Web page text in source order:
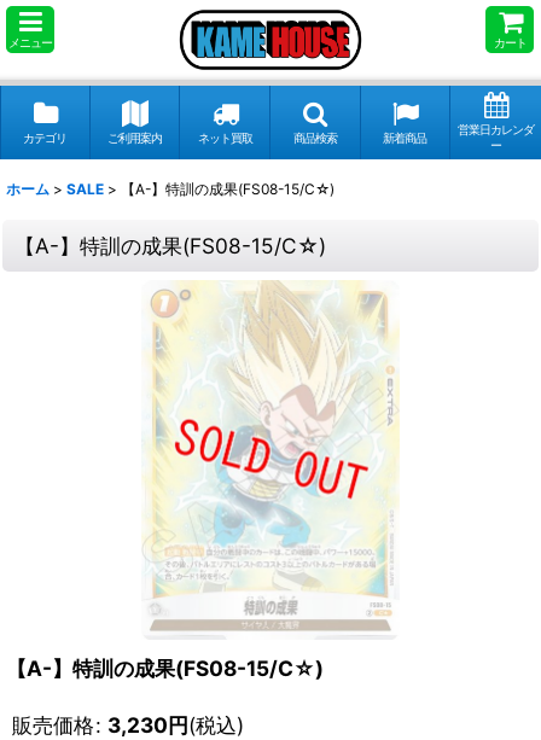
メニュー カート
カテゴリ ご利用案内 ネット買取 商品検索 新着商品
営業日カレンダ
ー
ホーム > SALE > 【A-】特訓の成果(FS08-15/C☆)
【A-】特訓の成果(FS08-15/C☆)
【A-】特訓の成果(FS08-15/C☆)
販売価格: 3,230円(税込)